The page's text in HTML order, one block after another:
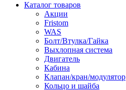
Каталог товаров
Акции
Fristom
WAS
Болт/Втулка/Гайка
Выхлопная система
Двигатель
Кабина
Клапан/кран/модулятор
Кольцо и шайба